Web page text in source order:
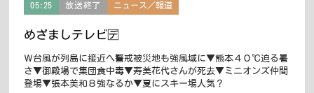
05:25 放送終了 ニュース／報道
めざましテレビ🈓
Ｗ台風が列島に接近へ警戒被災地も強風域に▼熊本４０℃迫る暑
さ▼御殿場で集団食中毒▼寿美花代さんが死去▼ミニオンズ仲間
登場▼張本美和８強なるか▼夏にスキー場人気？